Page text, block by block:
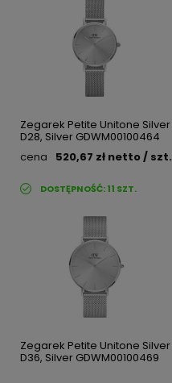
Zegarek Petite Unitone Silver
D28, Silver GDWM00100464
cena
520,67 zł netto/ szt.
DOSTĘPNOŚĆ:11 SZT.
Zegarek Petite Unitone Silver
D36, Silver GDWM00100469